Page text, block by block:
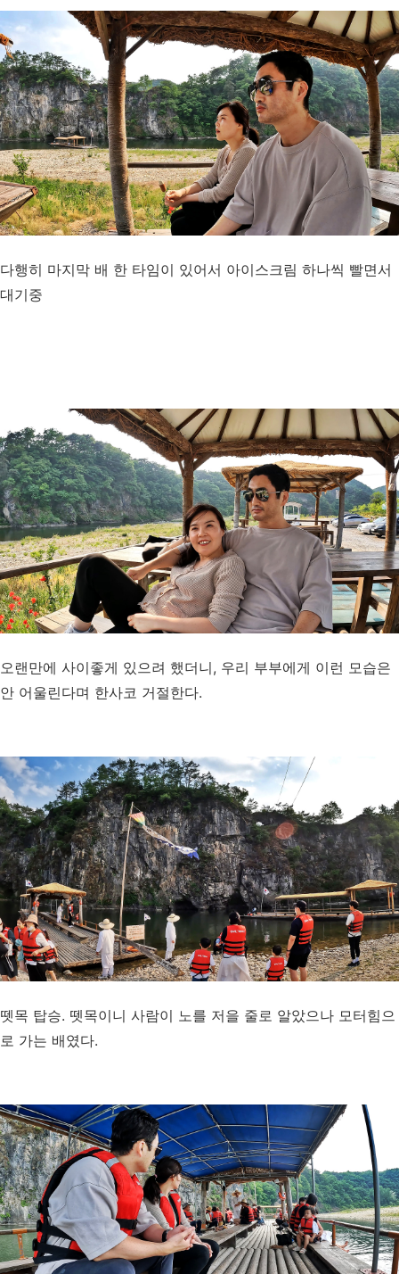
다행히 마지막 배 한 타임이 있어서 아이스크림 하나씩 빨면서
대기중
오랜만에 사이좋게 있으려 했더니, 우리 부부에게 이런 모습은
안 어울린다며 한사코 거절한다.
뗏목 탑승. 뗏목이니 사람이 노를 저을 줄로 알았으나 모터힘으
로 가는 배였다.